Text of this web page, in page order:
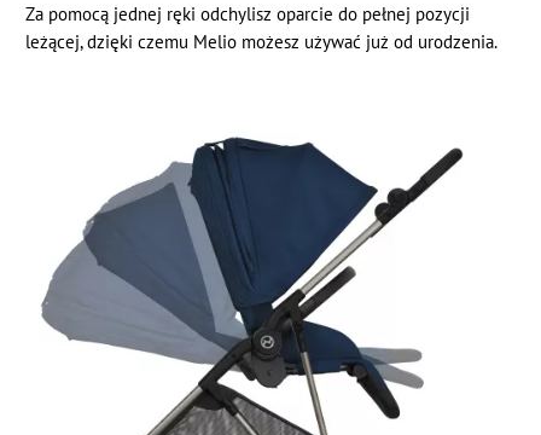
Za pomocą jednej ręki odchylisz oparcie do pełnej pozycji
leżącej, dzięki czemu Melio możesz używać już od urodzenia.